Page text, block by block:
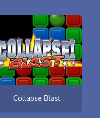
Collapse Blast